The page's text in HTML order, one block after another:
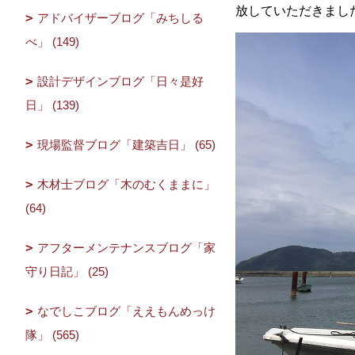
放していただきまし
アドバイザーブログ「みちしる
べ」 (149)
設計デザインブログ「日々是好
日」 (139)
現場監督ブログ「建築吉日」 (65)
木材士ブログ「木のむくままに」
(64)
アフターメンテナンスブログ「家
守り日記」 (25)
なでしこブログ「ええもんめっけ
隊」 (565)